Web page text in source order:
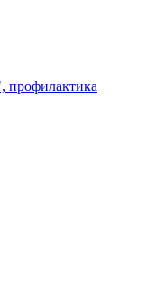
профилактика